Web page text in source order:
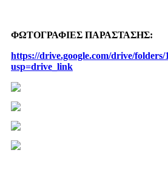
ΦΩΤΟΓΡΑΦΙΕΣ ΠΑΡΑΣΤΑΣΗΣ:
https://drive.google.com/drive/
usp=drive_link